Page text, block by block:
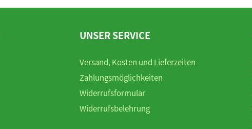
UNSER SERVICE
Versand, Kosten und Lieferzeiten
Zahlungsmöglichkeiten
Widerrufsformular
Widerrufsbelehrung